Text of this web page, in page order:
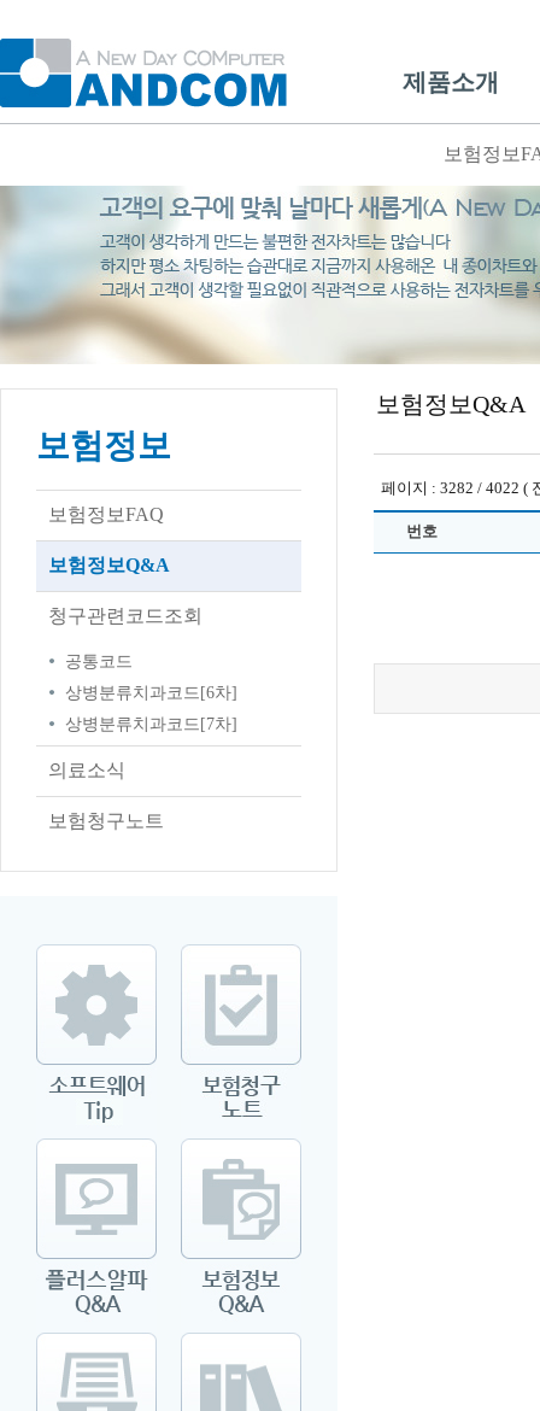
제품소개
보험정보
보험정보
보험정보FAQ
보험정보Q&A
청구관련코드조회
공통코드
상병분류치과코드[6차]
상병분류치과코드[7차]
의료소식
보험청구노트
보험정보Q&A
페이지 : 3282 / 4022 (
번호